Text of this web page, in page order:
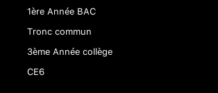
1ère Année BAC
Tronc commun
3ème Année collège
CE6